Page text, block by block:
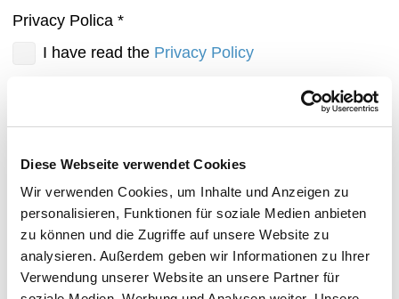
Diese Webseite verwendet Cookies
Wir verwenden Cookies, um Inhalte und Anzeigen zu
personalisieren, Funktionen für soziale Medien anbieten
zu können und die Zugriffe auf unsere Website zu
analysieren. Außerdem geben wir Informationen zu Ihrer
Verwendung unserer Website an unsere Partner für
Privacy Polica *
I have read the Privacy Policy